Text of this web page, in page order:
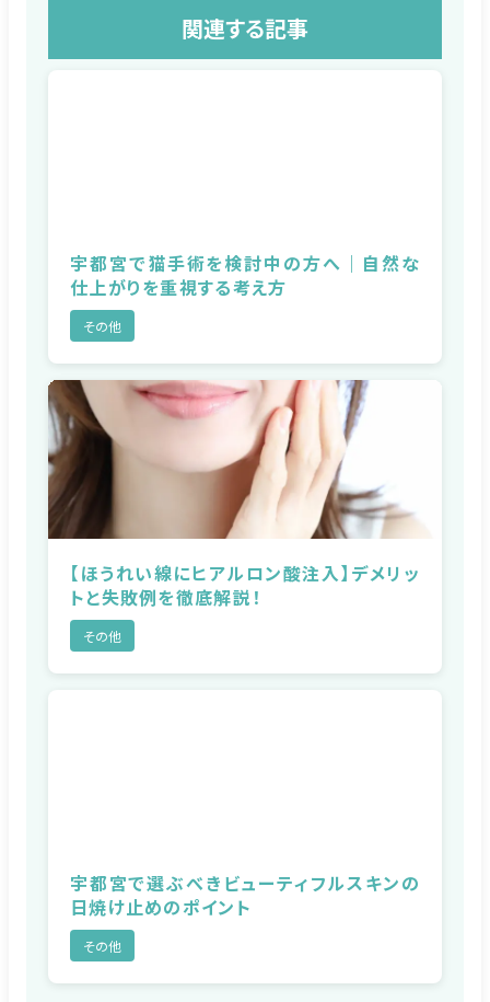
関連する記事
宇都宮で猫手術を検討中の方へ｜自然な
仕上がりを重視する考え方
その他
【ほうれい線にヒアルロン酸注入】デメリッ
トと失敗例を徹底解説！
その他
宇都宮で選ぶべきビューティフルスキンの
日焼け止めのポイント
その他